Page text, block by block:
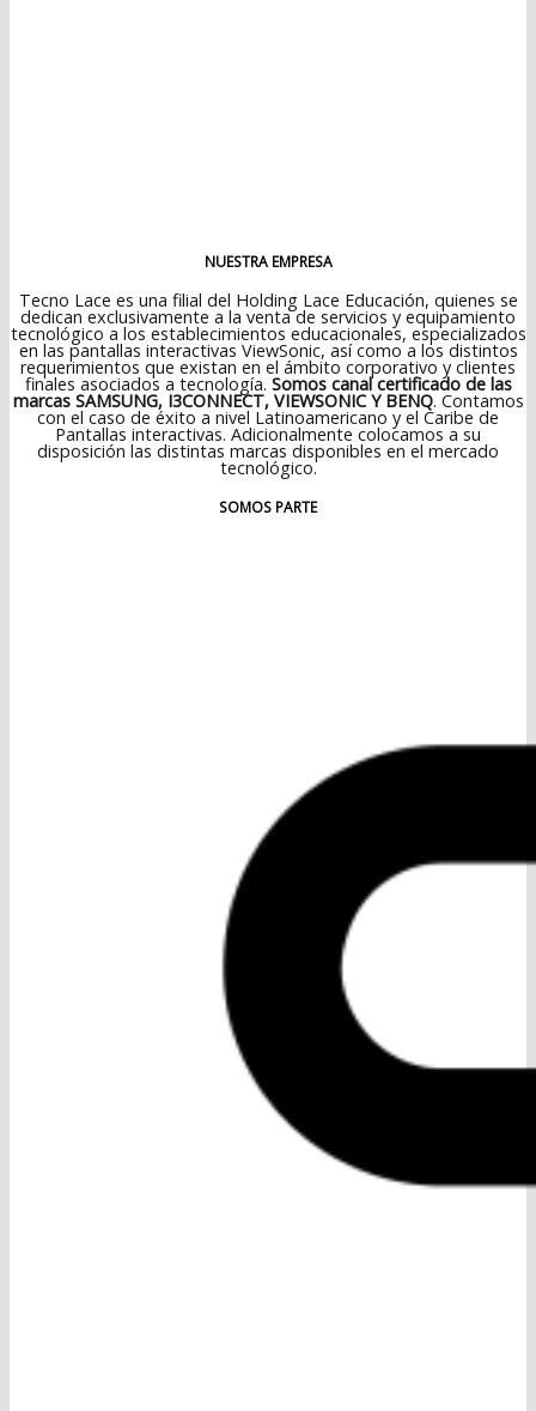
NUESTRA EMPRESA
Tecno Lace es una filial del Holding Lace Educación, quienes se
dedican exclusivamente a la venta de servicios y equipamiento
tecnológico a los establecimientos educacionales, especializados
en las pantallas interactivas ViewSonic, así como a los distintos
requerimientos que existan en el ámbito corporativo y clientes
finales asociados a tecnología. Somos canal certificado de las
marcas SAMSUNG, I3CONNECT, VIEWSONIC Y BENQ. Contamos
con el caso de éxito a nivel Latinoamericano y el Caribe de
Pantallas interactivas. Adicionalmente colocamos a su
disposición las distintas marcas disponibles en el mercado
tecnológico.
SOMOS PARTE